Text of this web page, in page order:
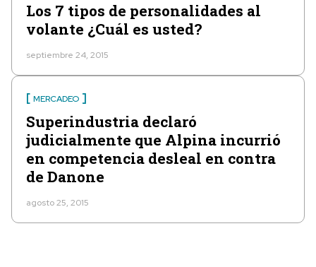
Los 7 tipos de personalidades al
volante ¿Cuál es usted?
septiembre 24, 2015
MERCADEO
Superindustria declaró
judicialmente que Alpina incurrió
en competencia desleal en contra
de Danone
agosto 25, 2015